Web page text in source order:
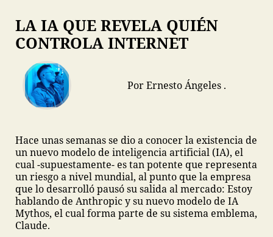
LA IA QUE REVELA QUIÉN
CONTROLA INTERNET
Por Ernesto Ángeles .
Hace unas semanas se dio a conocer la existencia de
un nuevo modelo de inteligencia artificial (IA), el
cual -supuestamente- es tan potente que representa
un riesgo a nivel mundial, al punto que la empresa
que lo desarrolló pausó su salida al mercado: Estoy
hablando de Anthropic y su nuevo modelo de IA
Mythos, el cual forma parte de su sistema emblema,
Claude.